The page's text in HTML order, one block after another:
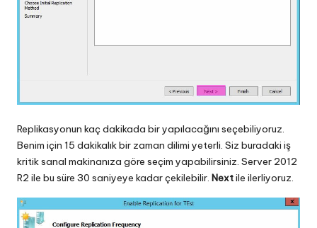
Replikasyonun kaç dakikada bir yapılacağını seçebiliyoruz.
Benim için 15 dakikalık bir zaman dilimi yeterli. Siz buradaki iş
kritik sanal makinanıza göre seçim yapabilirsiniz. Server 2012
R2 ile bu süre 30 saniyeye kadar çekilebilir. Nextile ilerliyoruz.